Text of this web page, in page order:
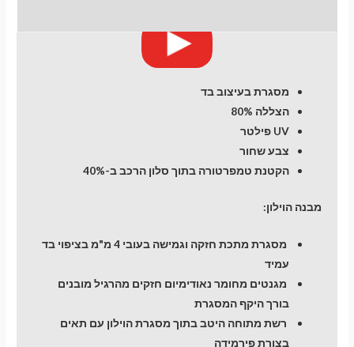
מסגרת בעיצוב בד
הצללה 80%
UV פילטר
צבע שחור
הקטנת טמפרטורה בתוך סלון הרכב ב-40%
מבנה הוילון:
מסגרת מתכת חזקה וגמישה בעובי 4 מ"מ בציפוי בד
עמיד
מגנטים מחומר נאודימיום חזקים מהרגיל מובנים
בורך היקף המסגרת
רשת מתוחה היטב בתוך מסגרת הוילון עם תאים
בצורת פירמידה